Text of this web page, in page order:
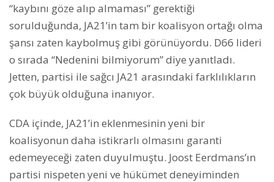
“kaybını göze alıp almaması” gerektiği
sorulduğunda, JA21’in tam bir koalisyon ortağı olma
şansı zaten kaybolmuş gibi görünüyordu. D66 lideri
o sırada “Nedenini bilmiyorum” diye yanıtladı.
Jetten, partisi ile sağcı JA21 arasındaki farklılıkların
çok büyük olduğuna inanıyor.
CDA içinde, JA21’in eklenmesinin yeni bir
koalisyonun daha istikrarlı olmasını garanti
edemeyeceği zaten duyulmuştu. Joost Eerdmans’ın
partisi nispeten yeni ve hükümet deneyiminden